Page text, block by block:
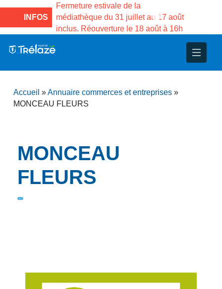
INFOS
la Maison des
de Gama du
Fermeture estivale de la
médiathèque du 31 juillet au 17 août
inclus. Réouverture le 18 août à 16h
et d’animations
Projets
– Jumelage
Accueil »Annuaire commerces et entreprises »
MONCEAU FLEURS
MONCEAU
FLEURS